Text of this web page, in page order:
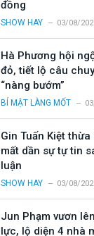
đồng
SHOW HAY 03/08/
Hà Phương hội
đỏ, tiết lộ câu
“nàng bướm”
BÍ MẬT LÀNG MỐT
Gin Tuấn Kiệt
mất dần sự tự tin
luận
SHOW HAY 03/08/
Jun Phạm vươn
lực, lộ diện 4 nhà